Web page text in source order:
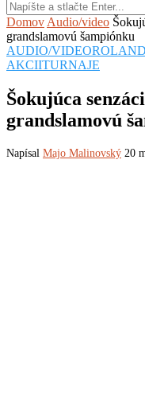
Domov Audio/video
grandslamovú šampiónku
AUDIO/VIDEO
AKCIITURNAJE
Šokujúca
grandslamovú
Napísal Majo Malinovský 20